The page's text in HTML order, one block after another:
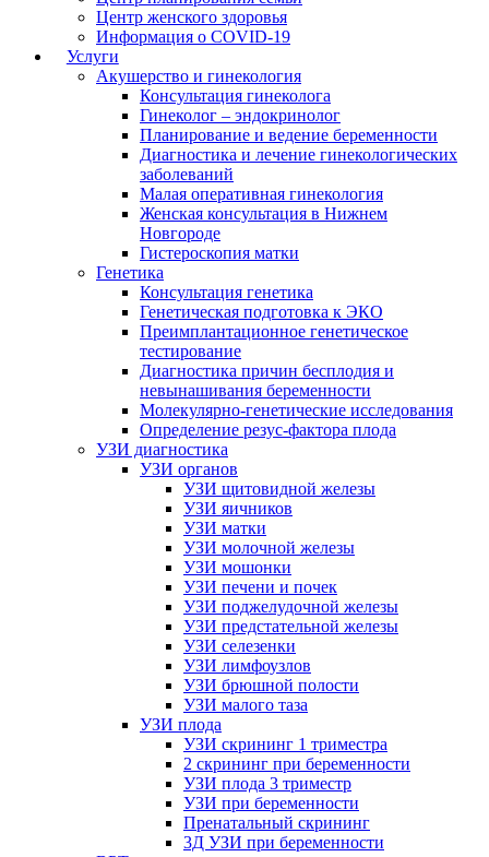
Центр женского здоровья
Информация о COVID-19
Услуги
Акушерство и гинекология
Консультация гинеколога
Гинеколог – эндокринолог
Планирование и ведение беременности
Диагностика и лечение гинекологических
заболеваний
Малая оперативная гинекология
Женская консультация в Нижнем
Новгороде
Гистероскопия матки
Генетика
Консультация генетика
Генетическая подготовка к ЭКО
Преимплантационное генетическое
тестирование
Диагностика причин бесплодия и
невынашивания беременности
Молекулярно-генетические исследования
Определение резус-фактора плода
УЗИ диагностика
УЗИ органов
УЗИ щитовидной железы
УЗИ яичников
УЗИ матки
УЗИ молочной железы
УЗИ мошонки
УЗИ печени и почек
УЗИ поджелудочной железы
УЗИ предстательной железы
УЗИ селезенки
УЗИ лимфоузлов
УЗИ брюшной полости
УЗИ малого таза
УЗИ плода
УЗИ скрининг 1 триместра
2 скрининг при беременности
УЗИ плода 3 триместр
УЗИ при беременности
Пренатальный скрининг
3Д УЗИ при беременности